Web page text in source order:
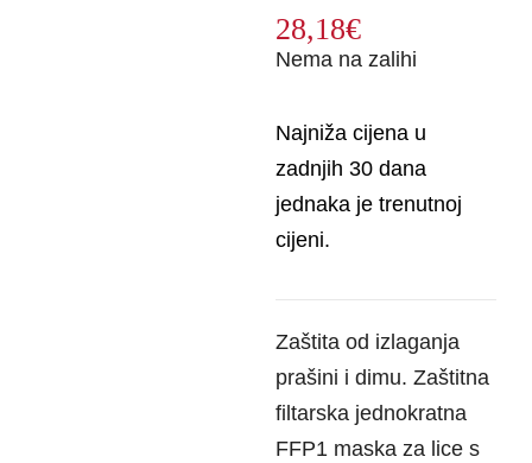
28,18€
Nema na zalihi
Najniža cijena u
zadnjih 30 dana
jednaka je trenutnoj
cijeni.
Zaštita od izlaganja
prašini i dimu. Zaštitna
filtarska jednokratna
FFP1 maska ​​za lice s